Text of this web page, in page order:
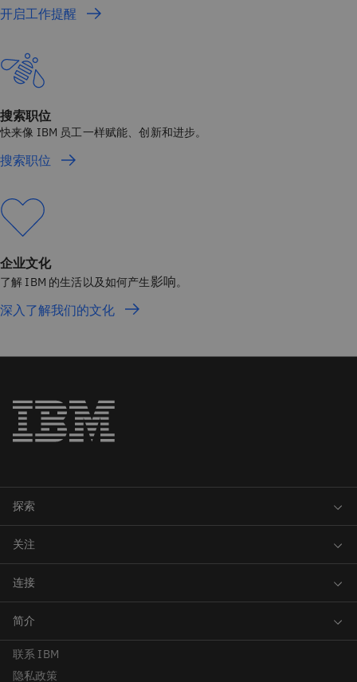
开启工作提醒
搜索职位
快来像 IBM 员工一样赋能、创新和进步。
搜索职位
企业文化
了解 IBM 的生活以及如何产生影响。
深入了解我们的文化
联系 IBM
隐私政策